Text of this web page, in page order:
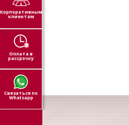
Корпоративным
клиентам
Оплата в
рассрочку
Связаться по
Whatsapp